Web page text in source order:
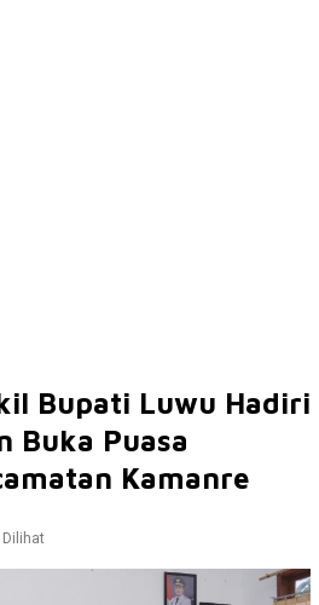
Bupati Luwu Hadiri
Buka Puasa
Kamanre
Dilihat